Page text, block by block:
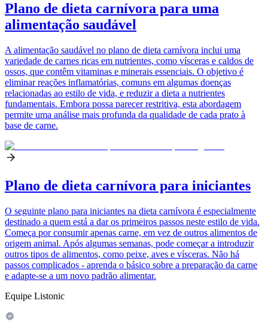
Plano de dieta carnívora para uma
alimentação saudável
A alimentação saudável no plano de dieta carnívora inclui uma
variedade de carnes ricas em nutrientes, como vísceras e caldos de
ossos, que contêm vitaminas e minerais essenciais. O objetivo é
eliminar reações inflamatórias, comuns em algumas doenças
relacionadas ao estilo de vida, e reduzir a dieta a nutrientes
fundamentais. Embora possa parecer restritiva, esta abordagem
permite uma análise mais profunda da qualidade de cada prato à
base de carne.
Plano de dieta carnívora para iniciantes
O seguinte plano para iniciantes na dieta carnívora é especialmente
destinado a quem está a dar os primeiros passos neste estilo de vida.
Começa por consumir apenas carne, em vez de outros alimentos de
origem animal. Após algumas semanas, pode começar a introduzir
outros tipos de alimentos, como peixe, aves e vísceras. Não há
passos complicados - aprenda o básico sobre a preparação da carne
e adapte-se a um novo padrão alimentar.
Equipe Listonic